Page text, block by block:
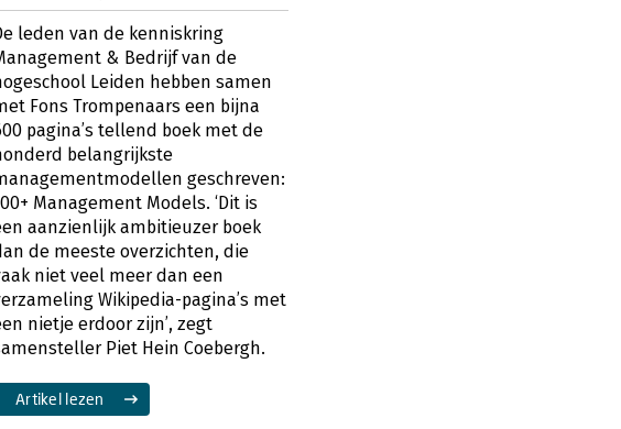
leden van de kenniskring
& Bedrijf van de
Leiden hebben samen
Fons Trompenaars een bijna
pagina’s tellend boek met de
belangrijkste
geschreven:
Management Models. ‘Dit is
aanzienlijk ambitieuzer boek
de meeste overzichten, die
niet veel meer dan een
Wikipedia-pagina’s met
nietje erdoor zijn’, zegt
Piet Hein Coebergh.
Artikel lezen